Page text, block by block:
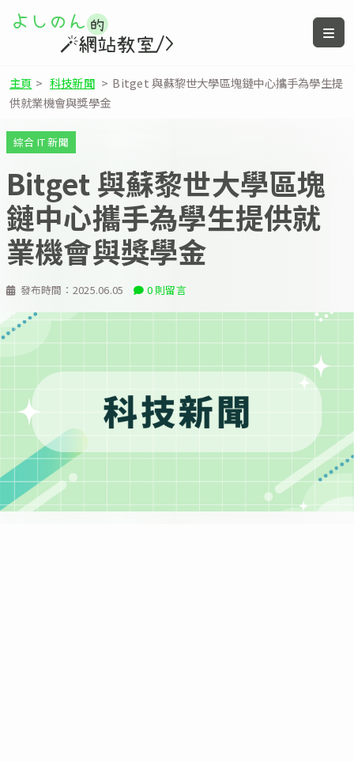
主頁 > 科技新聞 > Bitget 與蘇黎世大學區塊鏈中心攜手為學生提
供就業機會與獎學金
發布時間： 2025.06.05 0 則留言
綜合 IT 新聞
Bitget 與蘇黎世大學區塊
鏈中心攜手為學生提供就
業機會與獎學金